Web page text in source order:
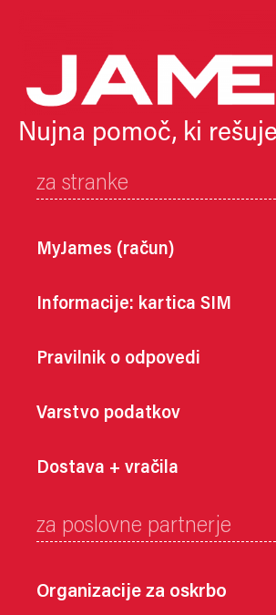
Nujna pomoč, ki
za stranke
MyJames (račun)
Informacije: kartica SIM
Pravilnik o odpovedi
Varstvo podatkov
Dostava + vračila
za poslovne partnerje
Organizacije za oskrbo